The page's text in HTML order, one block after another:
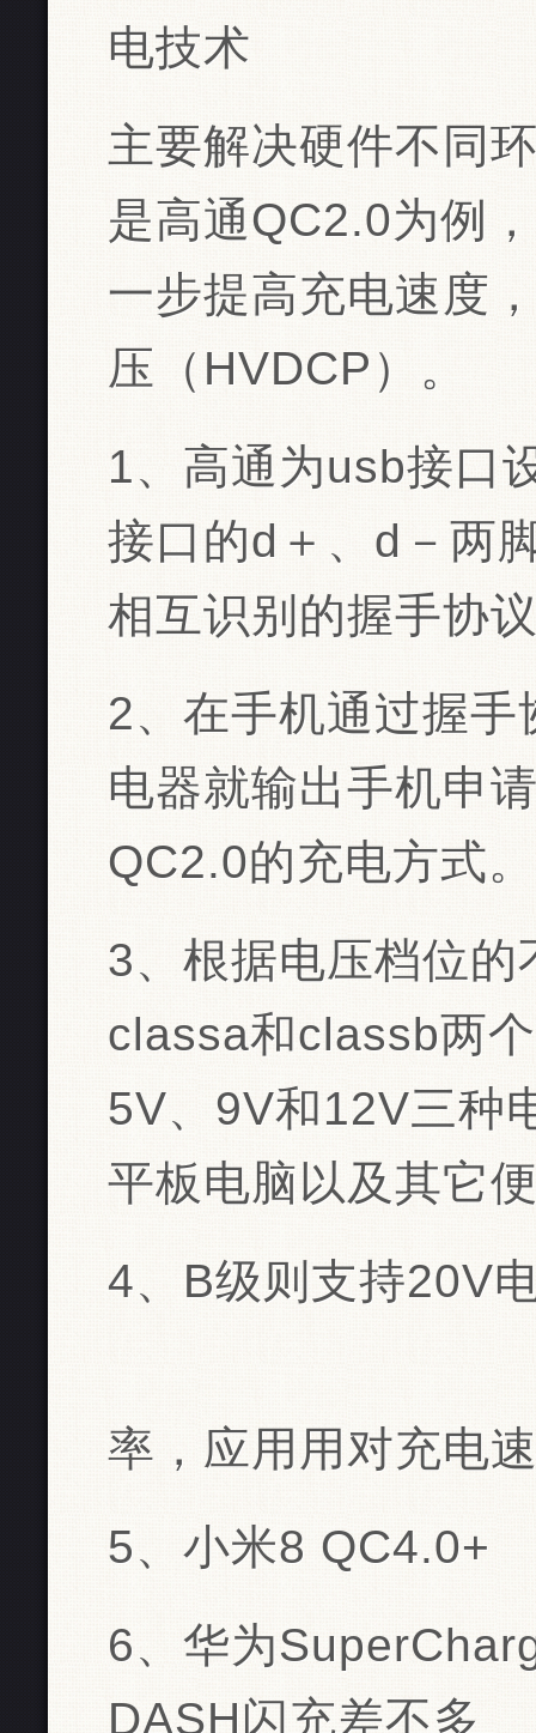
电技术
主要解决硬件不同
是高通QC2.0为例
一步提高充电速度
压（HVDCP）。
1、高通为usb接口
接口的d＋、d－两
相互识别的握手协
2、在手机通过握
电器就输出手机申
QC2.0的充电方式。
3、根据电压档位
classa和classb两
5V、9V和12V三种
平板电脑以及其它
4、B级则支持20V
率，应用用对充电
5、小米8 QC4.0+
6、华为
DASH闪充差不多